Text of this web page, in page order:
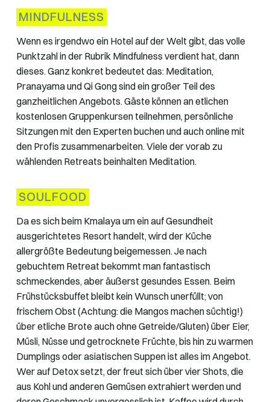
MINDFULNESS
Wenn es irgendwo ein Hotel auf der Welt gibt, das volle
Punktzahl in der Rubrik Mindfulness verdient hat, dann
dieses. Ganz konkret bedeutet das: Meditation,
Pranayama und Qi Gong sind ein großer Teil des
ganzheitlichen Angebots. Gäste können an etlichen
kostenlosen Gruppenkursen teilnehmen, persönliche
Sitzungen mit den Experten buchen und auch online mit
den Profis zusammenarbeiten. Viele der vorab zu
wählenden Retreats beinhalten Meditation.
SOULFOOD
Da es sich beim Kmalaya um ein auf Gesundheit
ausgerichtetes Resort handelt, wird der Küche
allergrößte Bedeutung beigemessen. Je nach
gebuchtem Retreat bekommt man fantastisch
schmeckendes, aber äußerst gesundes Essen. Beim
Frühstücksbuffet bleibt kein Wunsch unerfüllt; von
frischem Obst (Achtung: die Mangos machen süchtig!)
über etliche Brote auch ohne Getreide/Gluten) über Eier,
Müsli, Nüsse und getrocknete Früchte, bis hin zu warmen
Dumplings oder asiatischen Suppen ist alles im Angebot.
Wer auf Detox setzt, der freut sich über vier Shots, die
aus Kohl und anderen Gemüsen extrahiert werden und